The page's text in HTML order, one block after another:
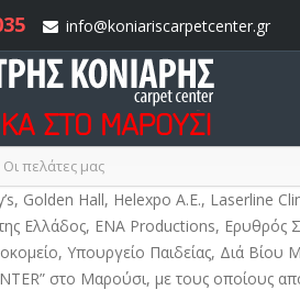
info@koniariscarpetcenter.gr
Οι πελάτες μας
Golden Hall, Helexpo A.E., Laserline
Ελλάδος, ΕΝΑ Productions,
Υπουργείο Παιδείας, Διά
στο Μαρούσι, με τους οποίους